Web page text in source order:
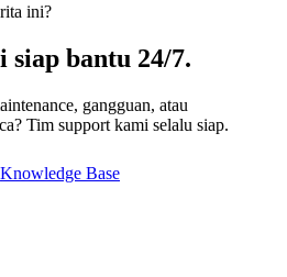
ini?
siap bantu 24/7.
gangguan, atau
Tim support kami selalu siap.
Knowledge Base